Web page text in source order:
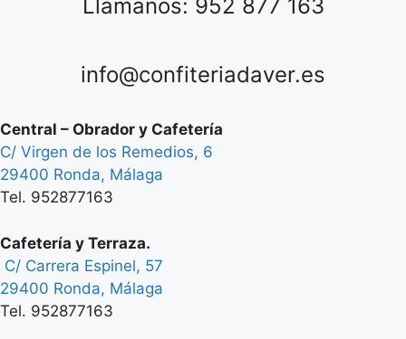
Llámanos: 952 877 163
info@confiteriadaver.es
Central – Obrador y Cafetería
C/ Virgen de los Remedios, 6
29400 Ronda, Málaga
Tel. 952877163
Cafetería y Terraza.
C/ Carrera Espinel, 57
29400 Ronda, Málaga
Tel. 952877163